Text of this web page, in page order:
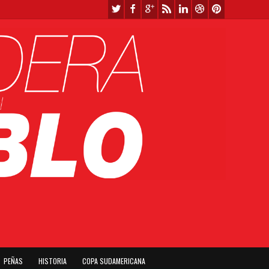
PEÑAS HISTORIA COPA SUDAMERICANA